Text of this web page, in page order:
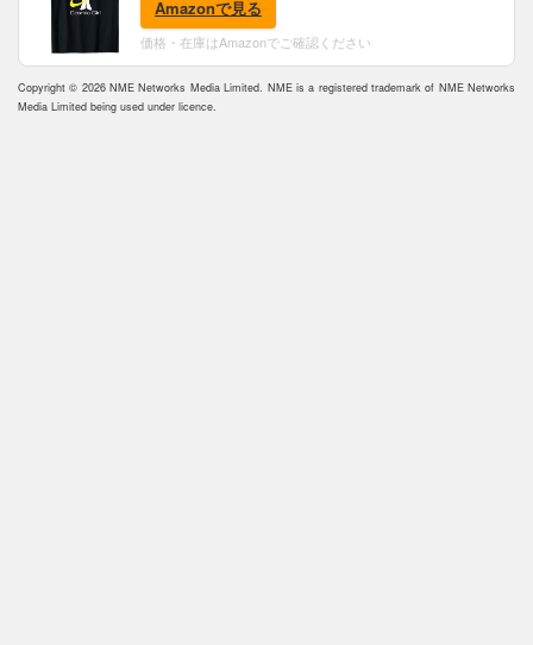
Amazonで見る
価格・在庫はAmazonでご確認ください
Copyright © 2026 NME Networks Media Limited. NME is a registered trademark of NME Networks
Media Limited being used under licence.